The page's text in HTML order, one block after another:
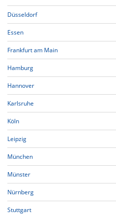
Düsseldorf
Essen
Frankfurt am Main
Hamburg
Hannover
Karlsruhe
Köln
Leipzig
München
Münster
Nürnberg
Stuttgart